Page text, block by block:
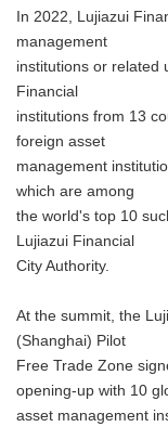
In 2022, Lujiazui
management
institutions or related
Financial
institutions from 13
foreign asset
management
which are among
the world's top 10
Lujiazui Financial
City Authority.
At the summit, the
(Shanghai) Pilot
Free Trade Zone
opening-up with 10
asset management